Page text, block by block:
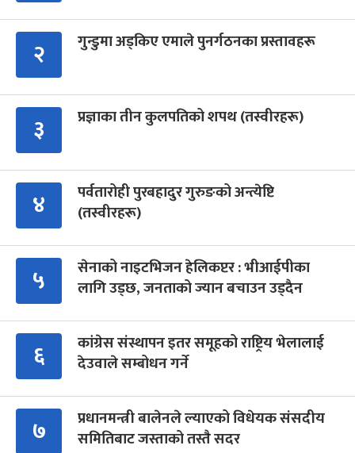
२ गुन्डुमा अड्किए एमाले पुनर्गठनका प्रस्तावहरू
३ प्रज्ञाका तीन कुलपतिको शपथ (तस्वीरहरू)
४
पर्वतारोही पुरबहादुर गुरुङको अन्त्येष्टि
(तस्वीरहरू)
५
सेनाको नाइटभिजन हेलिकप्टर : भीआईपीका
लागि उड्छ, जनताको ज्यान बचाउन उड्दैन
६
कांग्रेस संस्थापन इतर समूहको राष्ट्रिय भेलालाई
देउवाले सम्बोधन गर्ने
७
प्रधानमन्त्री बालेनले ल्याएको विधेयक संसदीय
समितिबाट जस्ताको तस्तै सदर